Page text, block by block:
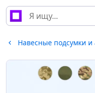
Навесные подсумки и